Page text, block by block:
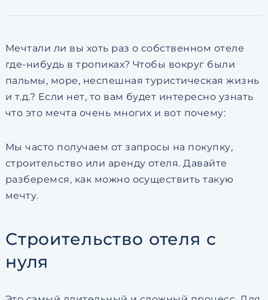
Мечтали ли вы хоть раз о собственном отеле
где-нибудь в тропиках? Чтобы вокруг были
пальмы, море, неспешная туристическая жизнь
и т.д.? Если нет, то вам будет интересно узнать
что это мечта очень многих и вот почему:
Мы часто получаем от запросы на покупку,
строительство или аренду отеля. Давайте
разберемся, как можно осуществить такую
мечту.
Строительство отеля с
нуля